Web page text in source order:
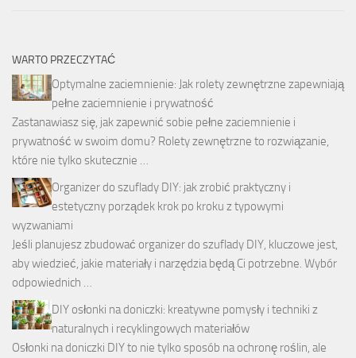
WARTO PRZECZYTAĆ
Optymalne zaciemnienie: Jak rolety zewnętrzne zapewniają
pełne zaciemnienie i prywatność
Zastanawiasz się, jak zapewnić sobie pełne zaciemnienie i
prywatność w swoim domu? Rolety zewnętrzne to rozwiązanie,
które nie tylko skutecznie …
Organizer do szuflady DIY: jak zrobić praktyczny i
estetyczny porządek krok po kroku z typowymi
wyzwaniami
Jeśli planujesz zbudować organizer do szuflady DIY, kluczowe jest,
aby wiedzieć, jakie materiały i narzędzia będą Ci potrzebne. Wybór
odpowiednich …
DIY osłonki na doniczki: kreatywne pomysły i techniki z
naturalnych i recyklingowych materiałów
Osłonki na doniczki DIY to nie tylko sposób na ochronę roślin, ale